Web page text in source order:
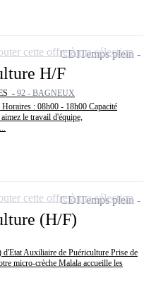
H/F
- 92 - BAGNEUX
: 08h00 - 18h00 Capacité
le travail d'équipe,
CDITemps plein
cette offre à ma sélection
(H/F)
Auxiliaire de Puériculture Prise de
micro-crèche Malala accueille les
CDITemps plein
cette offre à ma sélection